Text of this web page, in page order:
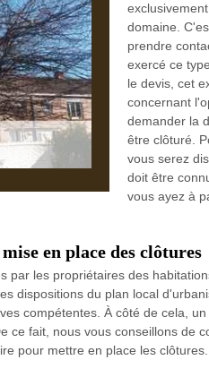
domaine.
prendre
exercé ce
le devis, cet
concernant
demander la
être clôturé.
vous serez
doit être
vous ayez à
en place des clôtures
par les propriétaires des
dispositions du plan local
compétentes. À côté de cela,
ce fait, nous vous conseillons de
pour mettre en place les